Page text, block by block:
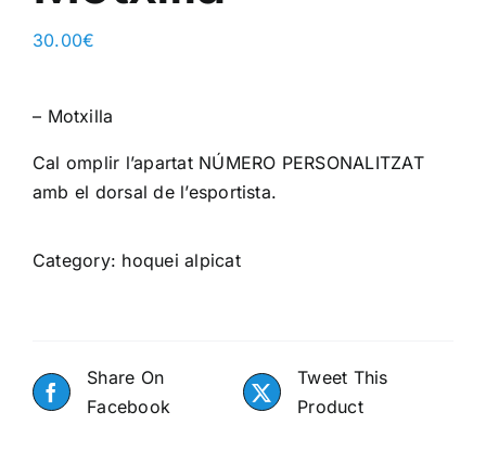
30.00€
– Motxilla
Cal omplir l’apartat NÚMERO PERSONALITZAT
amb el dorsal de l’esportista.
Category: hoquei alpicat
Share On
Facebook
Tweet This
Product